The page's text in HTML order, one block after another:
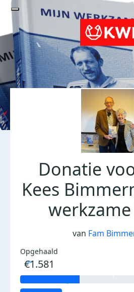
Donatie
Kees
van Fam
Opgehaald
€1.581